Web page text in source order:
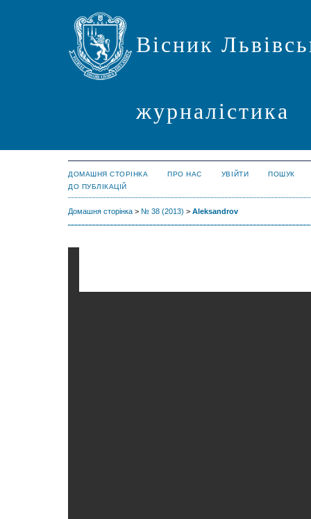
Вісник
журналістика
ДОМАШНЯ СТОРІНКА ПРО НАС УВІЙТИ
ПОШУК
ДО ПУБЛІКАЦІЙ
Домашня сторінка > № 38 (2013) > Aleksandrov